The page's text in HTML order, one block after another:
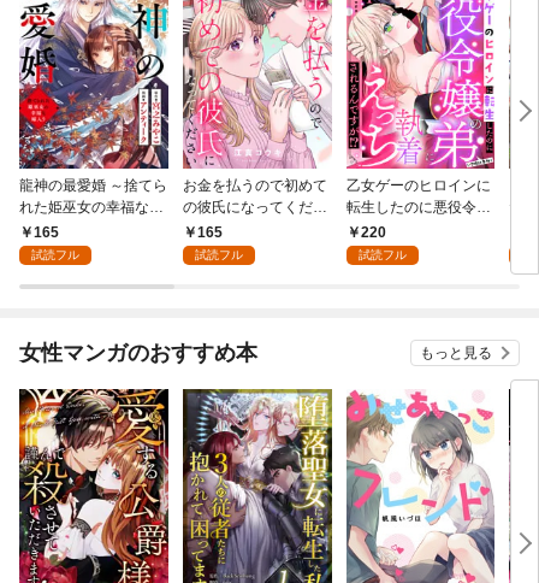
龍神の最愛婚 ～捨てら
れた姫巫女の幸福な嫁
入り～: 1
165
試読フル
お金を払うので初めて
の彼氏になってくださ
い: 1
165
試読フル
乙女ゲーのヒロインに
転生したのに悪役令嬢
の弟（攻略対象外）に
執着えっちされるんで
220
試読フル
た
女性マンガのおすすめ本 もっと見る